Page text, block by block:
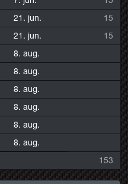
21. jun.
15
21. jun.
15
8. aug.
8. aug.
8. aug.
8. aug.
8. aug.
8. aug.
153